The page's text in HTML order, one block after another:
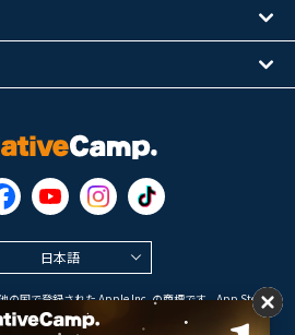
日本語
の国で登録された Apple Inc. の商標です。App Store は
のサービスマークです。